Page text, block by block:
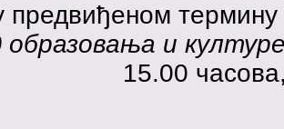
предвиђеном
образовања и
15.00